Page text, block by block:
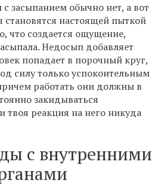
засыпанием обычно нет, а вот
настоящей пыткой
что создается ощущение,
Недосып добавляет
попадает в порочный круг,
силу только успокоительным
работать они должны в
закидываться
твоя реакция на него никуда
с внутренними